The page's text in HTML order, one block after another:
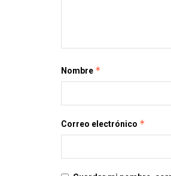
Nombre *
Correo electrónico *